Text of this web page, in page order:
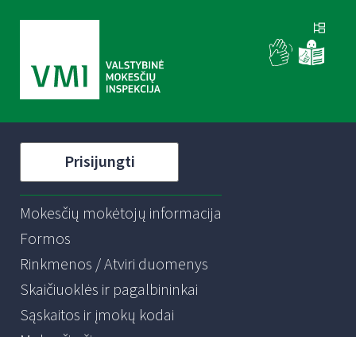
Prisijungti
Mokesčių mokėtojų informacija
Formos
Rinkmenos / Atviri duomenys
Skaičiuoklės ir pagalbininkai
Sąskaitos ir įmokų kodai